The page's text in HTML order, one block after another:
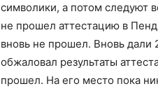
символики, а потом следуют
не прошел аттестацию в
вновь не прошел. Вновь дали
обжаловал результаты
прошел. На его место пока